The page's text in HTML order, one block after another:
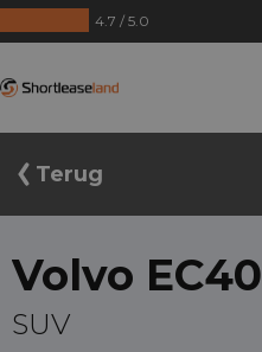
4.7 / 5.0
Terug
Volvo EC40
SUV